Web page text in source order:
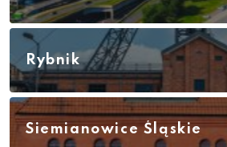
Rybnik
Siemianowice Śląskie